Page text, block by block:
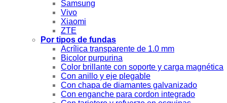
Samsung
Vivo
Xiaomi
ZTE
Por tipos de fundas
Acrílica transparente de 1.0 mm
Bicolor purpurina
Color brillante con soporte y carga magnética
Con anillo y eje plegable
Con chapa de diamantes galvanizado
Con enganche para cordon integrado